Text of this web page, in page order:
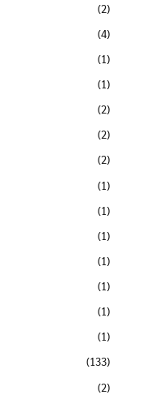
(2)
(4)
(1)
(1)
(2)
(2)
(2)
(1)
(1)
(1)
(1)
(1)
(1)
(1)
(133)
(2)